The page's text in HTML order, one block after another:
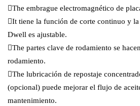
The embrague electromagnético de
It tiene la función de corte continuo y la
Dwell es ajustable.
The partes clave de rodamiento se
rodamiento.
The lubricación de repostaje
(opcional) puede mejorar el flujo de
mantenimiento.